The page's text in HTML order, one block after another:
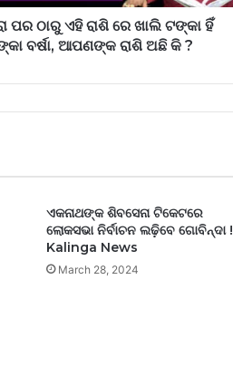
ପର ଠାରୁ ଏହି ରାଶି ରେ ଖାଲି ଟଙ୍କା ହିଁ
ବର୍ଷା, ଆପଣଙ୍କ ରାଶି ଅଛି କି ?
ଏକନାଥଙ୍କ ଶିବସେନା ଟିକେଟରେ
ଲୋକସଭା ନିର୍ବାଚନ ଲଢ଼ିବେ ଗୋବିନ୍ଦା
Kalinga News
March 28, 2024